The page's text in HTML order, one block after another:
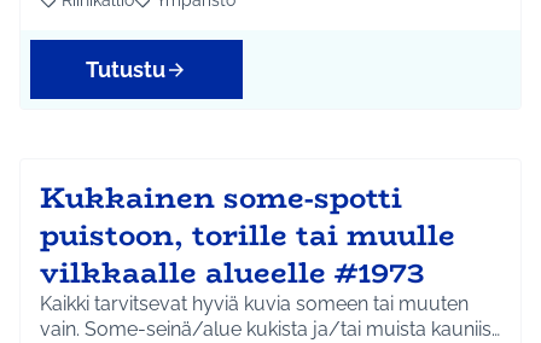
Rajaa tulokset aihepiirin mukaan: Riihikallio
Rajaa tulokset teeman mukaan: Ympäristö
Tutustu
Kukkainen some-spotti
puistoon, torille tai muulle
vilkkaalle alueelle #1973
Kaikki tarvitsevat hyviä kuvia someen tai muuten
vain. Some-seinä/alue kukista ja/tai muista kauniis…